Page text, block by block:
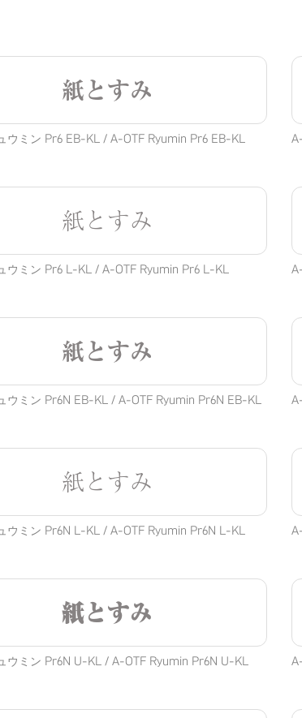
紙とすみ
ウミン Pr6 EB-KL / A-OTF Ryumin Pr6 EB-KL
紙とすみ
ウミン Pr6 L-KL / A-OTF Ryumin Pr6 L-KL
紙とすみ
ウミン Pr6N EB-KL / A-OTF Ryumin Pr6N EB-KL
紙とすみ
ウミン Pr6N L-KL / A-OTF Ryumin Pr6N L-KL
紙とすみ
ウミン Pr6N U-KL / A-OTF Ryumin Pr6N U-KL